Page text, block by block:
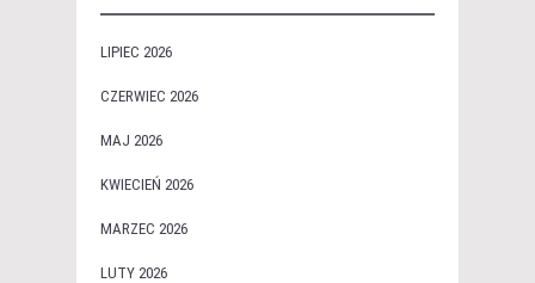
LIPIEC 2026
CZERWIEC 2026
MAJ 2026
KWIECIEŃ 2026
MARZEC 2026
LUTY 2026